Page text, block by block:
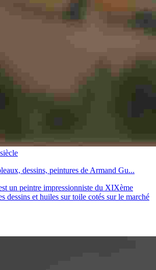
dessins, peintures de Armand Gu...
un peintre impressionniste du XIXème
dessins et huiles sur toile cotés sur le marché